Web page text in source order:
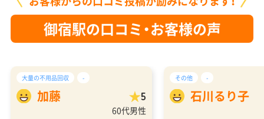
御宿駅の口コミ・お客様の声
大量の不用品回収 -
加藤 5
60代男性
その他 -
石川るり子